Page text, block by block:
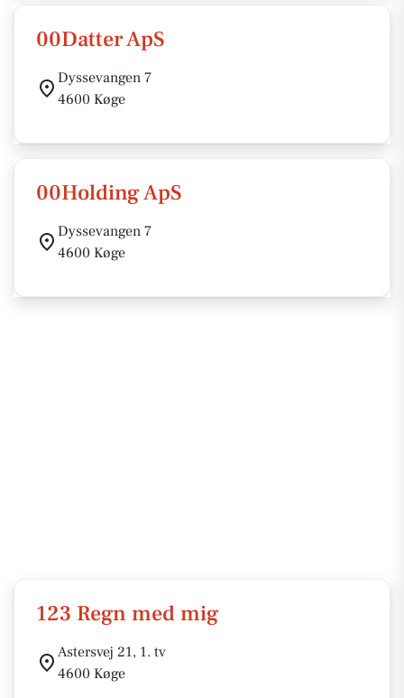
00Datter ApS
Dyssevangen 7
4600 Køge
00Holding ApS
Dyssevangen 7
4600 Køge
123 Regn med mig
Astersvej 21, 1. tv
4600 Køge